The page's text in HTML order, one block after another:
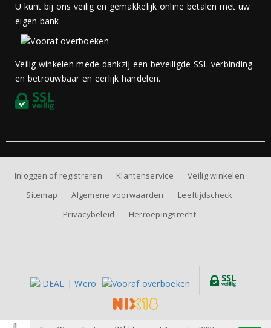
U kunt bij ons veilig en gemakkelijk online betalen met uw
eigen bank.
Veilig winkelen mede dankzij een beveiligde SSL verbinding
en betrouwbaar en eerlijk handelen.
Inloggen of registreren Klantenservice
Veilig winkelen
Sitemap
Algemene voorwaarden
Leeftijdscheck
Privacybeleid
Herroepingsrecht